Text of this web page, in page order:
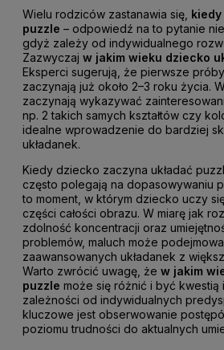
Wielu rodziców zastanawia się, kiedy
puzzle – odpowiedź na to pytanie
gdyż zależy od indywidualnego
Zazwyczaj w jakim wieku dziecko
Eksperci sugerują, że pierwsze
zaczynają już około 2–3 roku życia.
zaczynają wykazywać
np. 2 takich samych kształtów czy
idealne wprowadzenie do bardziej
układanek.
Kiedy dziecko zaczyna układać
często polegają na dopasowywaniu
to moment, w którym dziecko uczy
części całości obrazu. W miarę jak
zdolność koncentracji oraz
problemów, maluch może
zaawansowanych układanek z
Warto zwrócić uwagę, że w jakim
puzzle może się różnić i być kwestią
zależności od indywidualnych
kluczowe jest obserwowanie
poziomu trudności do aktualnych